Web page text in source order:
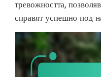
тревожността,
справят успешно под